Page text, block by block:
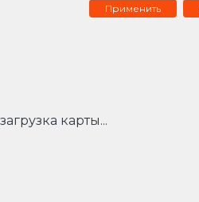
загрузка карты...